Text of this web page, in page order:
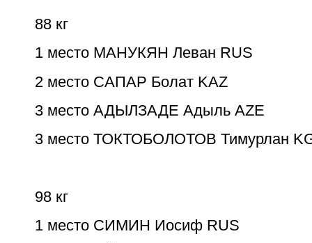
88 кг
1 место МАНУКЯН Леван RUS
2 место САПАР Болат KAZ
3 место АДЫЛЗАДЕ Адыль AZE
3 место ТОКТОБОЛОТОВ Тимурлан
98 кг
1 место СИМИН Иосиф RUS